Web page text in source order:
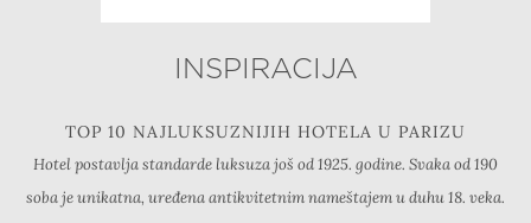
INSPIRACIJA
TOP 10 NAJLUKSUZNIJIH HOTELA U PARIZU
Hotel postavlja standarde luksuza još od 1925. godine. Svaka od 190
soba je unikatna, uređena antikvitetnim nameštajem u duhu 18. veka.